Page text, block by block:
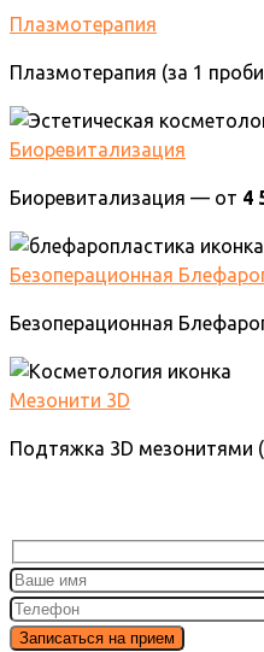
Плазмотерапия
Плазмотерапия (за 1
Биоревитализация
Биоревитализация — от 4
Безоперационная
Безоперационная
Мезонити 3D
Подтяжка 3D мезонитями